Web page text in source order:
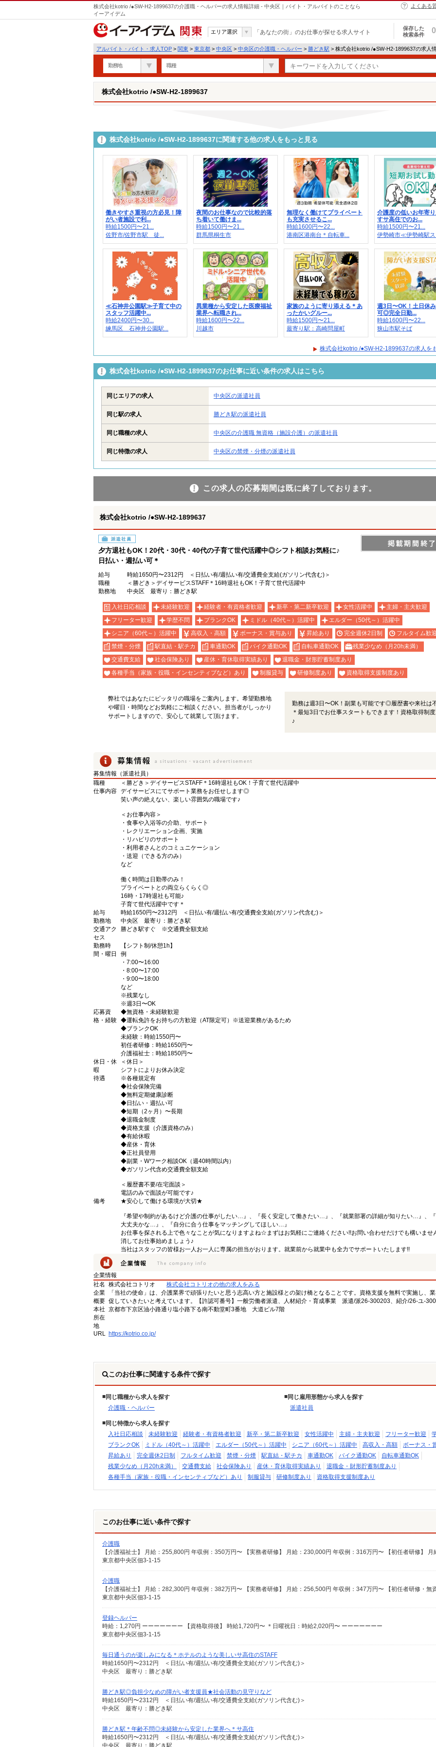
株式会社kotrio /●SW-H2-1899637の介護職・ヘルパーの求人情報詳細 - 中央区｜バイト・アルバイトのことなら
イーアイデム
よくある
関東
エリア選択 「あなたの街」のお仕事が探せる求人サイト
保存した
検索条件
0
アルバイト・バイト・求人TOP > 関東 > 東京都 > 中央区 > 中央区の介護職・ヘルパー > 勝どき駅 > 株式会社kotrio /●SW-H2-1899637の求人
勤務地 職種
株式会社kotrio /●SW-H2-1899637
株式会社kotrio /●SW-H2-1899637に関連する他の求人をもっと見る
働きやすさ重視の方必見！障
がい者施設で利...
時給1500円〜21...
佐野市/佐野市駅 徒...
夜間のお仕事なので比較的落
ち着いて働けま...
時給1500円〜21...
群馬県桐生市
無理なく働けてプライベート
も充実させるこ...
時給1600円〜22...
港南区港南台＊自転車...
介護度の低いお年寄
すサ高住でのお...
時給1500円〜21...
伊勢崎市≪伊勢崎駅ス
≪石神井公園駅≫子育て中の
スタッフ活躍中...
時給2400円〜30...
練馬区 石神井公園駅...
異業種から安定した医療福祉
業界へ転職され...
時給1600円〜22...
川越市
家族のように寄り添える＊あ
ったかいグルー...
時給1500円〜21...
最寄り駅：高崎問屋町
週3日〜OK！土日休
可◎完全日勤...
時給1600円〜22...
狭山市駅そば
株式会社kotrio /●SW-H2-1899637の求人を
株式会社kotrio /●SW-H2-1899637のお仕事に近い条件の求人はこちら
同じエリアの求人 中央区の派遣社員
同じ駅の求人 勝どき駅の派遣社員
同じ職種の求人 中央区の介護職 無資格（施設介護）の派遣社員
同じ特徴の求人 中央区の禁煙・分煙の派遣社員
この求人の応募期間は既に終了しております。
株式会社kotrio /●SW-H2-1899637
派遣社員
夕方退社もOK！20代・30代・40代の子育て世代活躍中◎シフト相談お気軽に♪
日払い・週払い可＊
給与
時給1650円〜2312円 ＜日払い有/週払い有/交通費全支給(ガソリン代含む)＞
職種
＜勝どき＞デイサービスSTAFF＊16時退社もOK！子育て世代活躍中
勤務地
中央区 最寄り：勝どき駅
入社日応相談 未経験歓迎 経験者・有資格者歓迎 新卒・第二新卒歓迎 女性活躍中
主婦・主夫歓迎
フリーター歓迎
学歴不問 ブランクOK ミドル（40代～）活躍中
エルダー（50代～）活躍中
シニア（60代～）活躍中
高収入・高額 ボーナス・賞与あり 昇給あり 完全週休2日制
フルタイム歓
禁煙・分煙
駅直結・駅チカ 車通勤OK バイク通勤OK 自転車通勤OK
残業少なめ（月20h未満）
交通費支給
社会保険あり 産休・育休取得実績あり
退職金・財形貯蓄制度あり
各種手当（家族・役職・インセンティブなど）あり
制服貸与 研修制度あり 資格取得支援制度あり
弊社ではあなたにピッタリの職場をご案内します。希望勤務地
や曜日・時間などお気軽にご相談ください。担当者がしっかり
サポートしますので、安心して就業して頂けます。
勤務は週3日〜OK！副業も可能です◎履歴書や来社は
＊最短3日でお仕事スタートもできます！資格取得制
♪
募集情報（派遣社員）
職種
＜勝どき＞デイサービスSTAFF＊16時退社もOK！子育て世代活躍中
仕事内容 デイサービスにてサポート業務をお任せします◎
笑い声の絶えない、楽しい雰囲気の職場です♪
＜お仕事内容＞
・食事や入浴等の介助、サポート
・レクリエーション企画、実施
・リハビリのサポート
・利用者さんとのコミュニケーション
・送迎（できる方のみ）
など
働く時間は日勤帯のみ！
プライベートとの両立らくらく◎
16時・17時退社も可能♪
子育て世代活躍中です＊
給与
時給1650円〜2312円 ＜日払い有/週払い有/交通費全支給(ガソリン代含む)＞
勤務地
中央区 最寄り：勝どき駅
交通アク
セス
勝どき駅すぐ ※交通費全額支給
勤務時
間・曜日
【シフト制/休憩1h】
例
・7:00〜16:00
・8:00〜17:00
・9:00〜18:00
など
※残業なし
※週3日〜OK
応募資
格・経験
◆無資格・未経験歓迎
◆運転免許をお持ちの方歓迎（AT限定可）※送迎業務があるため
◆ブランクOK
未経験：時給1550円〜
初任者研修：時給1650円〜
介護福祉士：時給1850円〜
休日・休
暇
＜休日＞
シフトによりお休み決定
待遇
※各種規定有
◆社会保険完備
◆無料定期健康診断
◆日払い・週払い可
◆短期（2ヶ月）〜長期
◆退職金制度
◆資格支援（介護資格のみ）
◆有給休暇
◆産休・育休
◆正社員登用
◆副業・Wワーク相談OK（週40時間以内）
◆ガソリン代含め交通費全額支給
＜履歴書不要/在宅面談＞
電話のみで面談が可能です♪
備考
★安心して働ける環境が大切★
『希望や制約があるけど介護の仕事がしたい…』、『長く安定して働きたい…』、『就業部署の詳細が知りたい…』、
大丈夫かな…』、『自分に合う仕事をマッチングしてほしい…』
お仕事を探される上で色々なことが気になりますよね☆まずはお気軽にご連絡ください!!お問い合わせだけでも構いませ
消してお仕事始めましょう♪
当社はスタッフの皆様お一人お一人に専属の担当がおります。就業前から就業中も全力でサポートいたします!!
企業情報
社名
株式会社コトリオ
株式会社コトリオの他の求人をみる
企業
概要
「当社の使命」は、介護業界で頑張りたいと思う志高い方と施設様との架け橋となることです。資格支援を無料で実施し、
促していきたいと考えています。【許認可番号】一般労働者派遣、人材紹介・育成事業 派遣/派26-300203、紹介/26-ユ-
本社
所在
地
京都市下京区油小路通り塩小路下る南不動堂町3番地 大道ビル7階
URL https://kotrio.co.jp/
このお仕事に関連する条件で探す
同じ職種から求人を探す
介護職・ヘルパー
同じ雇用形態から求人を探す
派遣社員
同じ特徴から求人を探す
入社日応相談
未経験歓迎 経験者・有資格者歓迎 新卒・第二新卒歓迎 女性活躍中 主婦・主夫歓迎 フリーター歓迎
ブランクOK
ミドル（40代～）活躍中 エルダー（50代～）活躍中 シニア（60代～）活躍中 高収入・高額
ボーナス・
昇給あり
完全週休2日制 フルタイム歓迎 禁煙・分煙 駅直結・駅チカ 車通勤OK バイク通勤OK
自転車通勤OK
残業少なめ（月20h未満）
交通費支給 社会保険あり 産休・育休取得実績あり
退職金・財形貯蓄制度あり
各種手当（家族・役職・インセンティブなど）あり
制服貸与 研修制度あり 資格取得支援制度あり
このお仕事に近い条件で探す
介護職
東京都中央区佃3-1-15
介護職
東京都中央区佃3-1-15
登録ヘルパー
時給：1,270円 ーーーーーーー 【資格取得後】 時給1,720円〜 ＊日曜祝日：時給2,020円〜 ーーーーーーー
東京都中央区佃3-1-15
毎日通うのが楽しみになる＊ホテルのような美しいサ高住のSTAFF
時給1650円〜2312円 ＜日払い有/週払い有/交通費全支給(ガソリン代含む)＞
中央区 最寄り：勝どき駅
勝どき駅◎負担少なめの障がい者支援員★社会活動の見守りなど
時給1650円〜2312円 ＜日払い有/週払い有/交通費全支給(ガソリン代含む)＞
中央区 最寄り：勝どき駅
勝どき駅＊年齢不問◎未経験から安定した業界へ＊サ高住
時給1650円〜2312円 ＜日払い有/週払い有/交通費全支給(ガソリン代含む)＞
中央区 最寄り：勝どき駅